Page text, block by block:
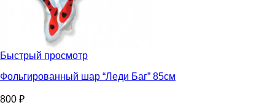
Быстрый просмотр
Фольгированный шар “Леди Баг” 85см
800 ₽